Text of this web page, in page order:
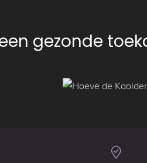
gezonde